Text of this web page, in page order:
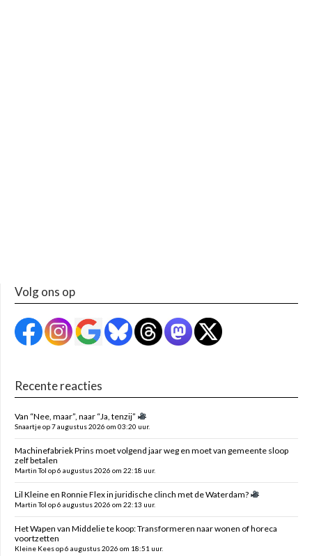
Volg ons op
Recente reacties
Van “Nee, maar”, naar “Ja, tenzij”
Snaartje op 7 augustus 2026 om 03:20 uur.
Machinefabriek Prins moet volgend jaar weg en moet van gemeente sloop
zelf betalen
Martin Tol op 6 augustus 2026 om 22:18 uur.
Lil Kleine en Ronnie Flex in juridische clinch met de Waterdam?
Martin Tol op 6 augustus 2026 om 22:13 uur.
Het Wapen van Middelie te koop: Transformeren naar wonen of horeca
voortzetten
Kleine Kees op 6 augustus 2026 om 18:51 uur.